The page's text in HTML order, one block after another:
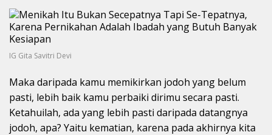
IG Gita Savitri Devi
Maka daripada kamu memikirkan jodoh yang belum
pasti, lebih baik kamu perbaiki dirimu secara pasti.
Ketahuilah, ada yang lebih pasti daripada datangnya
jodoh, apa? Yaitu kematian, karena pada akhirnya kita